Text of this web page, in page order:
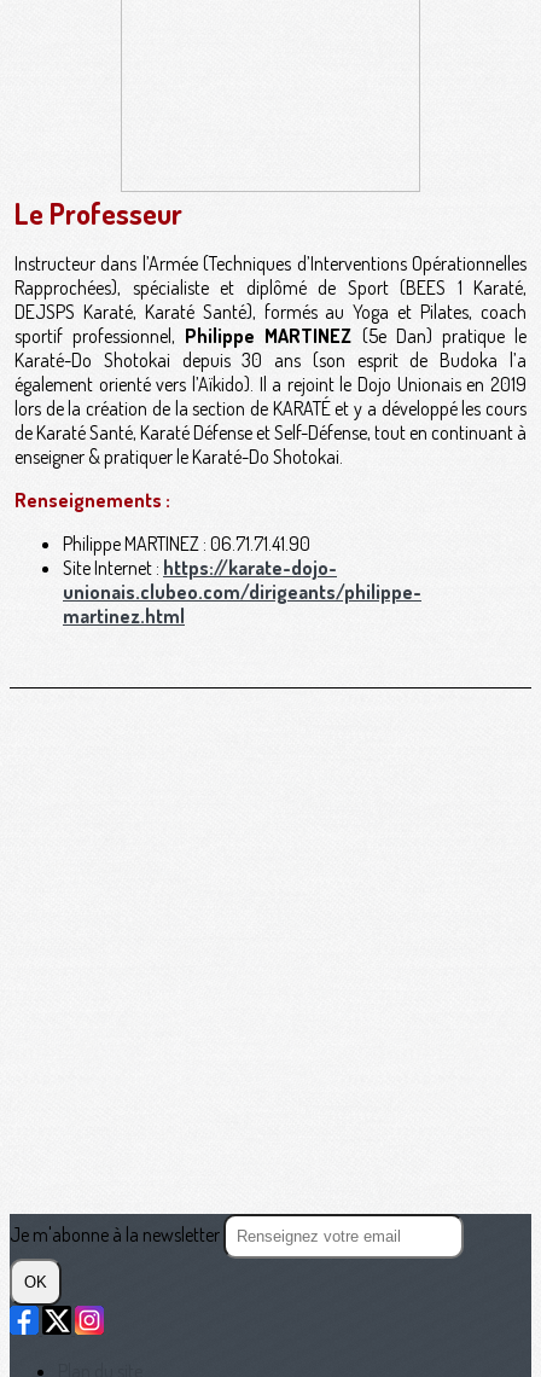
Le Professeur
Instructeur dans l’Armée (Techniques d’Interventions Opérationnelles
Rapprochées), spécialiste et diplômé de Sport (BEES 1 Karaté,
DEJSPS Karaté, Karaté Santé), formés au Yoga et Pilates, coach
sportif professionnel, Philippe MARTINEZ (5e Dan) pratique le
Karaté-Do Shotokai depuis 30 ans (son esprit de Budoka l’a
également orienté vers l’Aïkido). Il a rejoint le Dojo Unionais en 2019
lors de la création de la section de KARATÉ et y a développé les cours
de Karaté Santé, Karaté Défense et Self-Défense, tout en continuant à
enseigner & pratiquer le Karaté-Do Shotokai.
Renseignements :
Philippe MARTINEZ : 06.71.71.41.90
Site Internet : https://karate-dojo-
unionais.clubeo.com/dirigeants/philippe-
martinez.html
Je m'abonne à la newsletter
OK